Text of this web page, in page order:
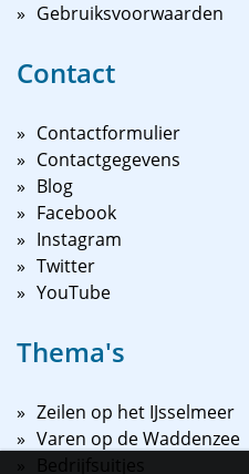
Gebruiksvoorwaarden
Contact
Contactformulier
Contactgegevens
Blog
Facebook
Instagram
Twitter
YouTube
Thema's
Zeilen op het IJsselmeer
Varen op de Waddenzee
Bedrijfsuitjes